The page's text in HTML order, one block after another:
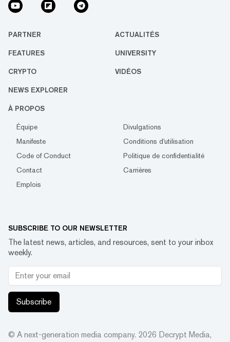
PARTNER ACTUALITÉS
FEATURES UNIVERSITY
CRYPTO VIDÉOS
NEWS EXPLORER
À PROPOS
Équipe
Divulgations
Manifeste
Conditions d'utilisation
Code of Conduct
Politique de confidentialité
Contact
Carrières
Emplois
SUBSCRIBE TO OUR NEWSLETTER
The latest news, articles, and resources, sent to your inbox
weekly.
Subscribe
© A next-generation media company. 2026 Decrypt Media,